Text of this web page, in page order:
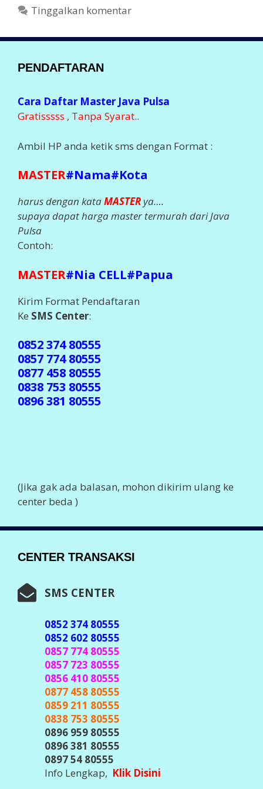
Tinggalkan komentar
PENDAFTARAN
Cara Daftar Master Java Pulsa
Gratisssss , Tanpa Syarat..
Ambil HP anda ketik sms dengan Format :
MASTER#Nama#Kota
harus dengan kataMASTER ya….
supaya dapat harga master termurah dari Java
Pulsa
Contoh:
MASTER#Nia CELL#Papua
Kirim Format Pendaftaran
Ke SMS Center:
0852 374 80555
0857 774 80555
0877 458 80555
0838 753 80555
0896 381 80555
(Jika gak ada balasan, mohon dikirim ulang ke
center beda )
CENTER TRANSAKSI
SMS CENTER
0852 374 80555
0852 602 80555
0857 774 80555
0857 723 80555
0856 410 80555
0877 458 80555
0859 211 80555
0838 753 80555
0896 959 80555
0896 381 80555
0897 54 80555
Info Lengkap, Klik Disini